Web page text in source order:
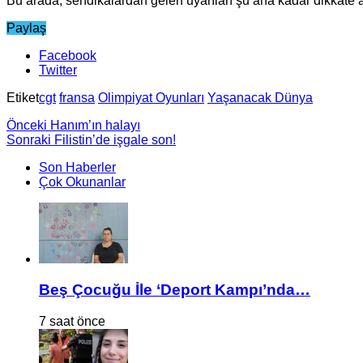
Paylaş
Facebook
Twitter
Etiketcgt fransa Olimpiyat Oyunları Yaşanacak Dünya
Önceki Hanım’ın halayı
Sonraki Filistin’de işgale son!
Son Haberler
Çok Okunanlar
Beş Çocuğu İle ‘Deport Kampı’nda…
7 saat önce